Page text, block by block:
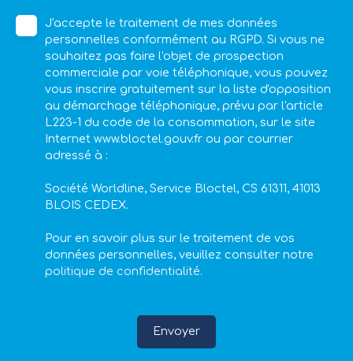
J'accepte le traitement de mes données
personnelles conformément au RGPD. Si vous ne
souhaitez pas faire l'objet de prospection
commerciale par voie téléphonique, vous pouvez
vous inscrire gratuitement sur la liste d'opposition
au démarchage téléphonique, prévu par l'article
L223-1 du code de la consommation, sur le site
Internet www.bloctel.gouv.fr ou par courrier
adressé à :
Société Worldline, Service Bloctel, CS 61311, 41013
BLOIS CEDEX.
Pour en savoir plus sur le traitement de vos
données personnelles, veuillez consulter notre
politique de confidentialité.
Envoyer